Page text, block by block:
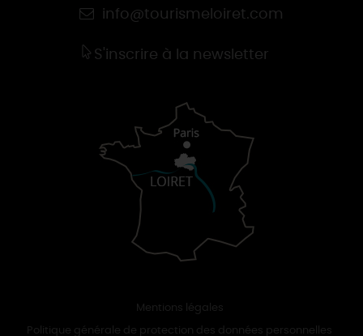
info@tourismeloiret.com
S'inscrire à la newsletter
Mentions légales
Politique générale de protection des données personnelles